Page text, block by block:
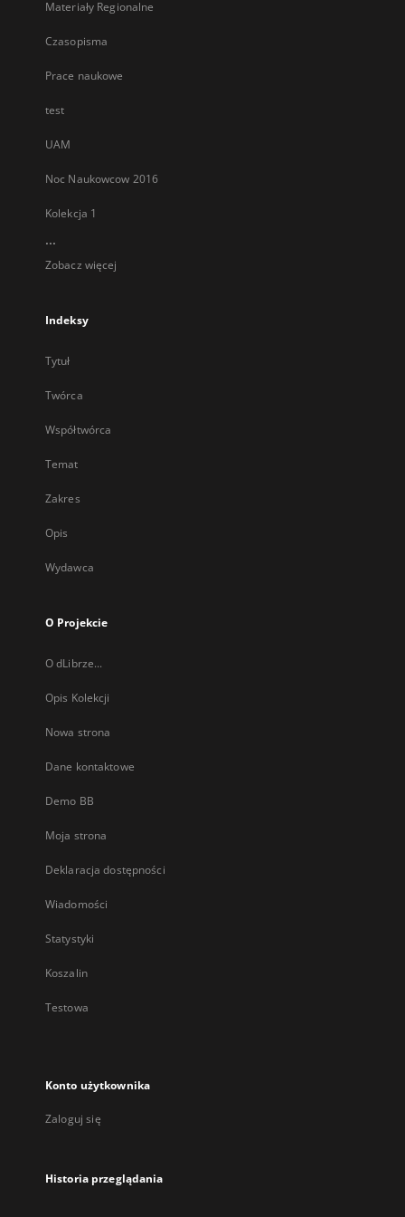
Materiały Regionalne
Czasopisma
Prace naukowe
test
UAM
Noc Naukowcow 2016
Kolekcja 1
...
Zobacz więcej
Indeksy
Tytuł
Twórca
Współtwórca
Temat
Zakres
Opis
Wydawca
O Projekcie
O dLibrze...
Opis Kolekcji
Nowa strona
Dane kontaktowe
Demo BB
Moja strona
Deklaracja dostępności
Wiadomości
Statystyki
Koszalin
Testowa
Konto użytkownika
Zaloguj się
Historia przeglądania